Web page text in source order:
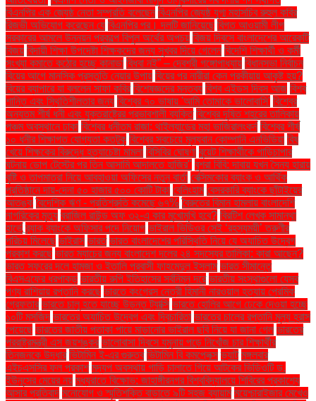
বিএনপির এক জ্যেষ্ঠ নেতা সম্প্রতি বলেছেন বিএনপির জ্যেষ্ঠ যুগ্ম মহাসচিব রুহুল কবির
রিজভী অভিযোগ করেছেন যে বিএনপির পর। দলটি জানিয়েছে বিগত আওয়ামী লীগ
সরকারের আমলে উন্নয়ন প্রকল্পে বিপুল অর্থের অপচয় বিজয় দিবসে বাংলাদেশের আরেকটি
বিজয় বিদায়ী শিক্ষা উপদেষ্টা শিক্ষকদের জন্য সুখবর দিয়ে গেলেন বিদেশি শিক্ষার্থী ও কর্মী
সংখ্যা কমাতে কঠোর হচ্ছে কানাডা বিধবা নই” – দেবশ্রী গঙ্গোপাধ্যায় বিধানসভা নির্বাচন
বিয়ের আগে মানসিক প্রস্তুতি নেয়ার উপায় বিয়ের পর নারীরা কেন পরকীয়ায় আকৃষ্ট হয়?
বিয়ের ব্যাপারে যা বললেন সাফা কবির বিশেষজ্ঞদের মন্তব্য বিশ্ব এইডস দিবস আজ বিশ্ব
শান্তি এবং স্থিতিশীলতার জন্য বিশ্বের ৭০ ভাষায় 'আমি তোমাকে ভালোবাসি' বিশ্বের
অন্যতম শীর্ষ ধনী এবং যুক্তরাষ্ট্রের প্রভাবশালী ব্যক্তি বিশ্বের দূষিত শহরের তালিকায়
পঞ্চম অবস্থানে ঢাকা বিশ্বের ধনীতম রাজা: থাইল্যান্ডের মহা ভাজিরালংকর্ন বিশ্বের শীর্ষ
১০ ধনীর শিক্ষাগত যোগ্যতা কতটুকু বিশ্বের সবচেয়ে মূল্যবান কোম্পানি এনভিডিয়া বিষ
খেয়ে শিক্ষকের বিরুদ্ধে হত্যাচেষ্টা মামলা বিসিবির ঘোষণা বুয়েট শিক্ষার্থীকে গাড়িচাপার
ঘটনায় ডোপ টেস্টের পর তিন আসামি আদালতে হাজির" বুশরা বিবি: দাবায় যখন সৈন্য হারায়
বৃষ্টি ও তাপমাত্রা নিয়ে আবহাওয়া অফিসের নতুন বার্তা বেক্সিমকোর ব্যাংক ও আর্থিক
প্রতিষ্ঠানে দায়-দেনা ৫০ হাজার ৫০০ কোটি টাকা বেলিংহাম বেসরকারি ব্যাংকে ছাঁটাইয়ের
আতঙ্ক বৈদেশিক ঋণ - প্রতিশ্রুতি কমেছে ৬৭% বৈরুতের বিমান হামলায় বাংলাদেশি
নাগরিকের মৃত্যু ব্রাজিল রাউন্ড অফ ৩২-এ কার মুখোমুখি হবে? ব্রিটিশ লেখক সামান্থা
হার্ভে ব্র্যাক ব্যাংকে অফিসার পদে নিয়োগ ভাইরাল ভিডিওর সেই ‘রহস্যময়ী’ তরুণীর
পরিচয় মিলেছে ভাইরাস ভারত ভারত বাংলাদেশের পরিস্থিতি নিয়ে যে অযাচিত উদ্বেগ
প্রকাশ করছে ভারত ম্যাচের জন্য বাংলাদেশ দলের ২৪ সদস্যের তালিকা: কারা আছেন?
ভারত সফরের দলে হামজা ও ইতালি প্রবাসী ফাহমেদুল ইসলাম ভারত সীমান্তে
বিএসএফের ধরপাকড় ভারতীয় রুপি ইতিহাসের সর্বনিম্ন দরে ভারতীয় সংস্থাগুলো যেসব
পণ্য রাশিয়ায় রপ্তানি করছে ভারতে কংগ্রেস নেত্রী হিমানী নারওয়াল হত্যায় প্রেমিক
গ্রেফতার ভারতে চালু হতে যাচ্ছে উড়ন্ত ট্যাক্সি ভারতে হোলির আগে ঢেকে দেওয়া হচ্ছে
১০টি মসজিদ ভারতের অযাচিত উদ্বেগ এবং দ্বিচারিতা ভারতের চালের রপ্তানি মূল্য হ্রাস
পেয়েছে ভারতের জাতীয় পতাকা পায়ে মাড়ানোর ভাইরাল ছবি নিয়ে যা জানা গেল ভারতের
পররাষ্ট্রমন্ত্রী এস জয়শঙ্কর ভালোবাসা দিবসে যমুনায় পড়ে নিখোঁজ চার শিক্ষার্থীর
তিনজনকে উদ্ধার ভিটামিন ই-এর গুরুত্ব ভিটামিন বি কমপ্লেক্স ভ্যাট মঙ্গলবার
এইচএসসির ফল প্রকাশ মদ্যপ অবস্থায় গাড়ি চালাতে গিয়ে আটকের ভিডিওটি ড.
ইউনূসের মেয়ের নয় মধ্যরাতে বিক্ষোভ: জাহাঙ্গীরনগর বিশ্ববিদ্যালয়ে শিবিরের প্রকাশ্যে
আসার প্রতিবাদ মনোযোগ ও স্মৃতিশক্তি বাড়াতে ৯টি সহজ ব্যায়াম ময়েশ্চারাইজার মেখেও